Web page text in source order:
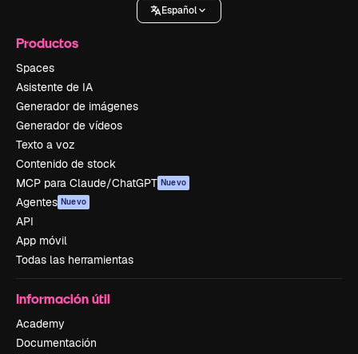
Español
Productos
Spaces
Asistente de IA
Generador de imágenes
Generador de vídeos
Texto a voz
Contenido de stock
MCP para Claude/ChatGPT Nuevo
Agentes Nuevo
API
App móvil
Todas las herramientas
Información útil
Academy
Documentación